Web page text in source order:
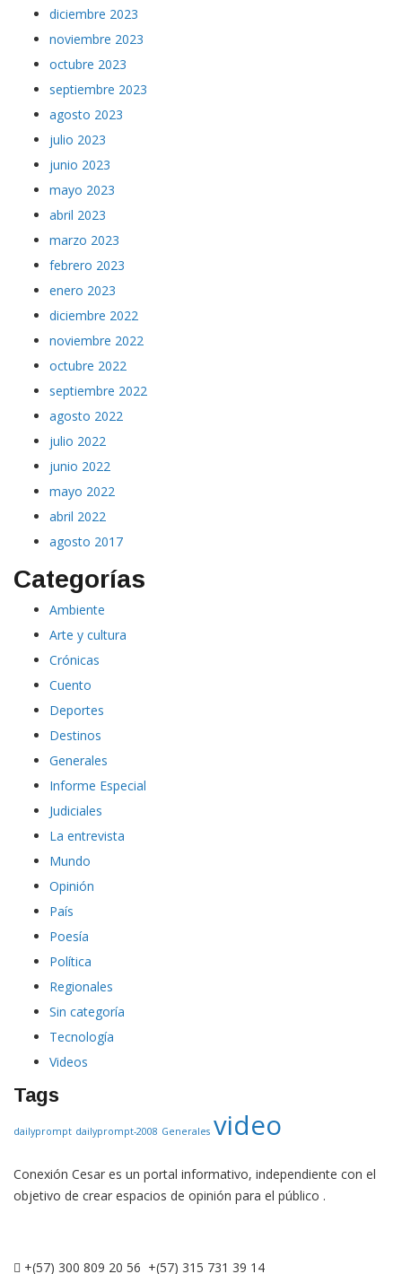
noviembre 2023
octubre 2023
septiembre 2023
agosto 2023
julio 2023
junio 2023
mayo 2023
abril 2023
marzo 2023
febrero 2023
enero 2023
diciembre 2022
noviembre 2022
octubre 2022
septiembre 2022
agosto 2022
julio 2022
junio 2022
mayo 2022
abril 2022
agosto 2017
Categorías
Ambiente
Arte y cultura
Crónicas
Cuento
Deportes
Destinos
Generales
Informe Especial
Judiciales
La entrevista
Mundo
Opinión
País
Poesía
Política
Regionales
Sin categoría
Tecnología
Videos
Tags
dailyprompt
objetivo de crear espacios de opinión para el público .